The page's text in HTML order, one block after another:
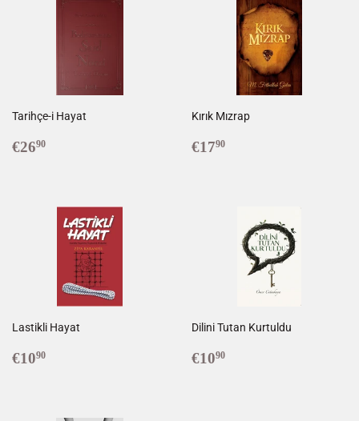
Tarihçe-i Hayat
Prix
€2690
Kırık Mızrap
Prix
€1790
Lastikli Hayat
Prix
€1090
Dilini Tutan Kurtuldu
Prix
€1090